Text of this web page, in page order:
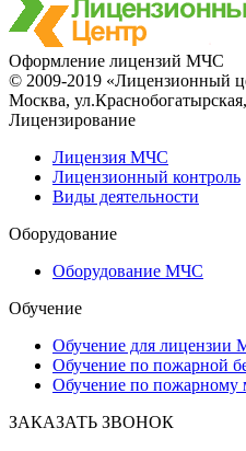
Оформление лицензий МЧС
© 2009-2019 «Лицензионный
Москва,
Лицензирование
Лицензия МЧС
Лицензионный контроль
Виды деятельности
Оборудование
Оборудование МЧС
Обучение
Обучение для лицензии
Обучение по пожарной
Обучение по
ЗАКАЗАТЬ ЗВОНОК